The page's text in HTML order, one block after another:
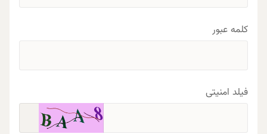
کلمه عبور
فیلد امنیتی